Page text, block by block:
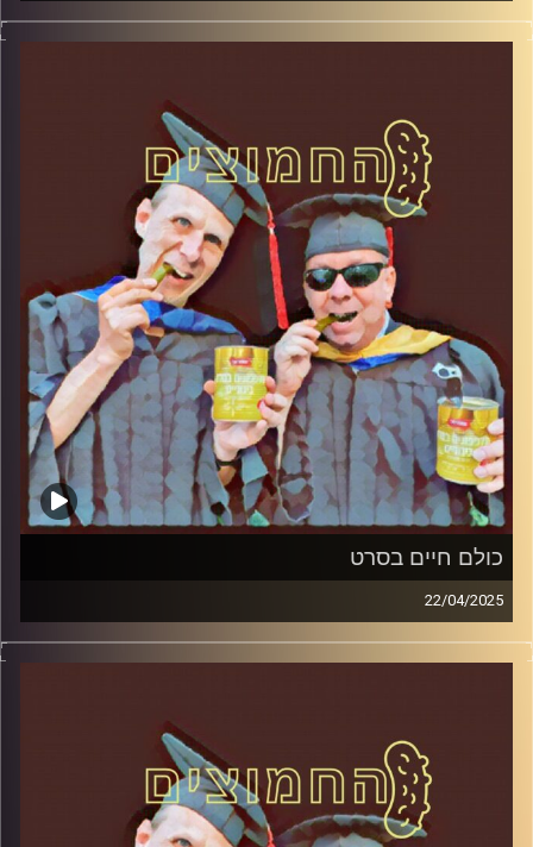
המערכת הפוליטית על ספת הפסיכולוג, עם פרופסור בועז בן-
דוד ופרופסור גלעד הירשברגר
קרדיט תמונות:AudioVersity
כולם חיים בסרט
22/04/2025
המערכת הפוליטית על ספת הפסיכולוג, עם פרופסור בועז בן-
דוד ופרופסור גלעד הירשברגר
קרדיט תמונות:AudioVersity